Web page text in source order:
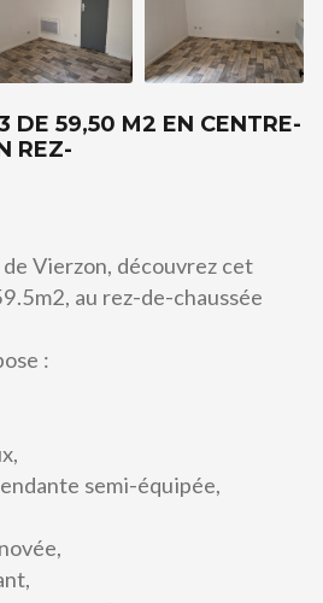
DE 59,50 M2 EN CENTRE-
REZ-
Vierzon, découvrez cet
au rez-de-chaussée
:
semi-équipée,